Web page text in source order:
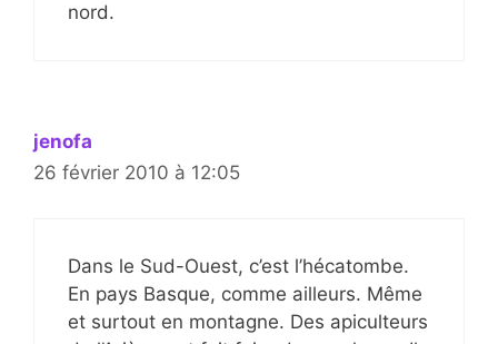
nord.
jenofa
26 février 2010 à 12:05
Dans le Sud-Ouest, c’est l’hécatombe.
En pays Basque, comme ailleurs. Même
et surtout en montagne. Des apiculteurs